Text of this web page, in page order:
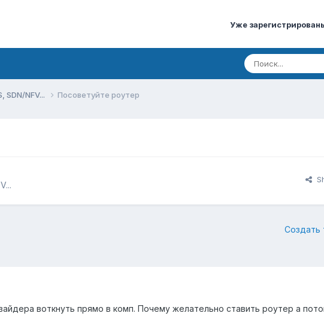
Уже
SDN/NFV... Посоветуйте роутер
Создать
воткнуть прямо в комп. Почему желательно ставить роутер а